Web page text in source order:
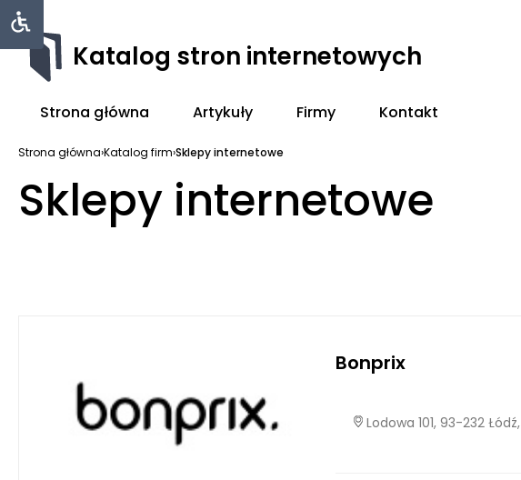
Katalog stron internetowych
Strona główna Artykuły Firmy Kontakt
Strona główna›Katalog firm›Sklepy internetowe
Sklepy internetowe
Bonprix
Lodowa 101, 93-232 Łódź,